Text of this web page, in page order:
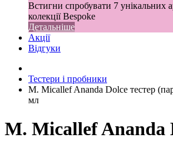
Встигни спробувати 7 унікальних
колекції Bespoke
Детальніше
Акції
Відгуки
Тестери і пробники
M. Micallef Ananda Dolce тестер
мл
M. Micallef Ananda